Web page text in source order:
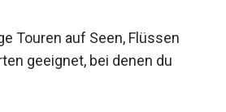
Touren auf Seen, Flüssen
geeignet, bei denen du